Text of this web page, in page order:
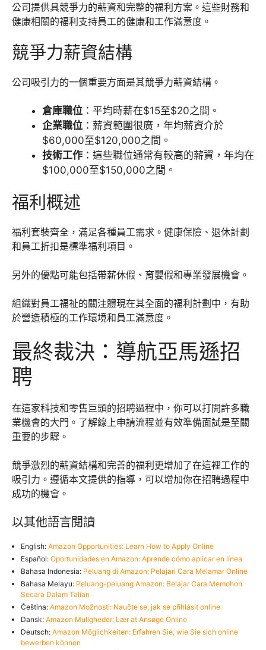
公司提供具競爭力的薪資和完整的福利方案。這些財務和
健康相關的福利支持員工的健康和工作滿意度。
競爭力薪資結構
公司吸引力的一個重要方面是其競爭力薪資結構。
倉庫職位 ：平均時薪在$15至$20之間。
企業職位 ：薪資範圍很廣，年均薪資介於
$60,000至$120,000之間。
技術工作 ：這些職位通常有較高的薪資，年均在
$100,000至$150,000之間。
福利概述
福利套裝齊全，滿足各種員工需求。健康保險、退休計劃
和員工折扣是標準福利項目。
另外的優點可能包括帶薪休假、育嬰假和專業發展機會。
組織對員工福祉的關注體現在其全面的福利計劃中，有助
於營造積極的工作環境和員工滿意度。
最終裁決：導航亞馬遜招
聘
在這家科技和零售巨頭的招聘過程中，你可以打開許多職
業機會的大門。了解線上申請流程並有效準備面試是至關
重要的步驟。
競爭激烈的薪資結構和完善的福利更增加了在這裡工作的
吸引力。遵循本文提供的指導，可以增加你在招聘過程中
成功的機會。
以其他語言閱讀
English: Amazon Opportunities: Learn How to Apply Online
Español: Oportunidades en Amazon: Aprende cómo aplicar en línea
Bahasa Indonesia: Peluang di Amazon: Pelajari Cara Melamar Online
Bahasa Melayu: Peluang-peluang Amazon: Belajar Cara Memohon
Secara Dalam Talian
Čeština: Amazon Možnosti: Naučte se, jak se přihlásit online
Dansk: Amazon Muligheder: Lær at Ansøge Online
Deutsch: Amazon Möglichkeiten: Erfahren Sie, wie Sie sich online
bewerben können